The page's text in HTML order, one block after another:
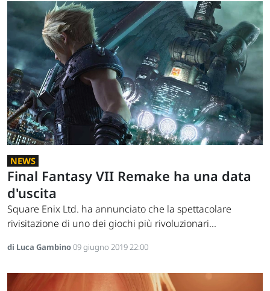
NEWS
Final Fantasy VII Remake ha una data
d'uscita
Square Enix Ltd. ha annunciato che la spettacolare
rivisitazione di uno dei giochi più rivoluzionari...
di Luca Gambino09 giugno 2019 22:00